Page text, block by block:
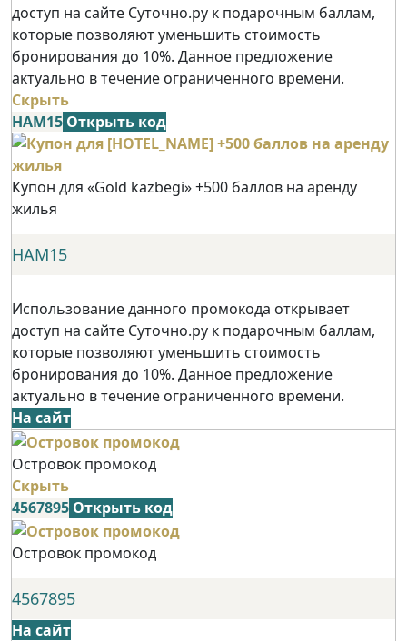
доступ на сайте Суточно.ру к подарочным баллам,
которые позволяют уменьшить стоимость
бронирования до 10%. Данное предложение
актуально в течение ограниченного времени.
Скрыть
НАМ15 Открыть код
Купон для «Gold kazbegi» +500 баллов на аренду
жилья
НАМ15
Использование данного промокода открывает
доступ на сайте Суточно.ру к подарочным баллам,
которые позволяют уменьшить стоимость
бронирования до 10%. Данное предложение
актуально в течение ограниченного времени.
На сайт
Островок промокод
Скрыть
4567895 Открыть код
Островок промокод
4567895
На сайт